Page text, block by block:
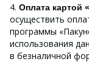
4. Оплата картой
осуществить
программы
использования
в безналичной